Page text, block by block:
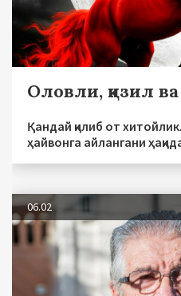
Оловли, қизил
Қандай қилиб от
ҳайвонга айлангани
06.02